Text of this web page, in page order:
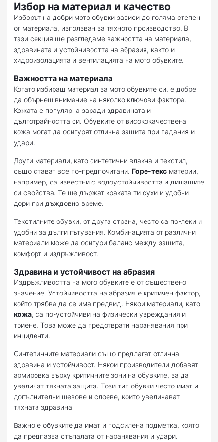
Избор на материал и качество
Изборът на добри мото обувки зависи до голяма степен
от материала, използван за тяхното производство. В
тази секция ще разгледаме важността на материала,
здравината и устойчивостта на абразия, както и
хидроизолацията и вентилацията на мото обувките.
Важността на материала
Когато избираш материал за мото обувките си, е добре
да обърнеш внимание на няколко ключови фактора.
Кожата е популярна заради здравината и
дълготрайността си. Обувките от висококачествена
кожа могат да осигурят отлична защита при падания и
удари.
Други материали, като синтетични влакна и текстил,
също стават все по-предпочитани. Горе-текс материи,
например, са известни с водоустойчивостта и дишащите
си свойства. Те ще държат краката ти сухи и удобни
дори при дъждовно време.
Текстилните обувки, от друга страна, често са по-леки и
удобни за дълги пътувания. Комбинацията от различни
материали може да осигури баланс между защита,
комфорт и издръжливост.
Здравина и устойчивост на абразия
Издръжливостта на мото обувките е от съществено
значение. Устойчивостта на абразия е критичен фактор,
който трябва да се има предвид. Някои материали, като
кожа, са по-устойчиви на физически увреждания и
триене. Това може да предотврати наранявания при
инциденти.
Синтетичните материали също предлагат отлична
здравина и устойчивост. Някои производители добавят
армировка върху критичните зони на обувките, за да
увеличат тяхната защита. Този тип обувки често имат и
допълнителни шевове и слоеве, които увеличават
тяхната здравина.
Важно е обувките да имат и подсилена подметка, която
да предпазва стъпалата от наранявания и удари.